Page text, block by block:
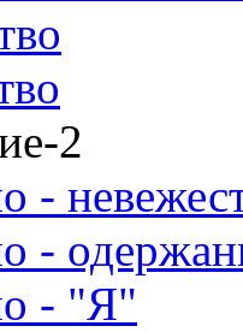
2
-
-
- "Я"